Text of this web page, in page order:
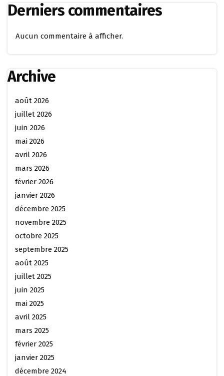
Derniers commentaires
Aucun commentaire à afficher.
Archive
août 2026
juillet 2026
juin 2026
mai 2026
avril 2026
mars 2026
février 2026
janvier 2026
décembre 2025
novembre 2025
octobre 2025
septembre 2025
août 2025
juillet 2025
juin 2025
mai 2025
avril 2025
mars 2025
février 2025
janvier 2025
décembre 2024